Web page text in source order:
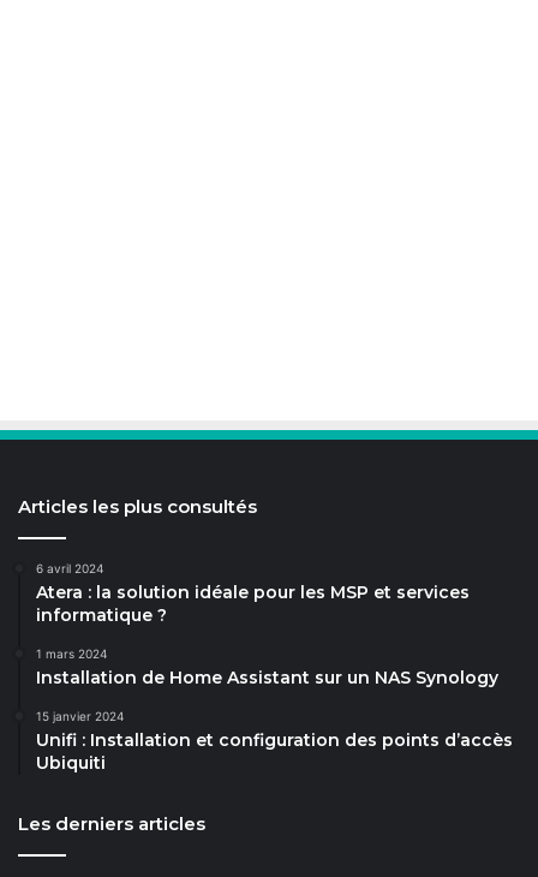
Articles les plus consultés
6 avril 2024
Atera : la solution idéale pour les MSP et services
informatique ?
1 mars 2024
Installation de Home Assistant sur un NAS Synology
15 janvier 2024
Unifi : Installation et configuration des points d’accès
Ubiquiti
Les derniers articles